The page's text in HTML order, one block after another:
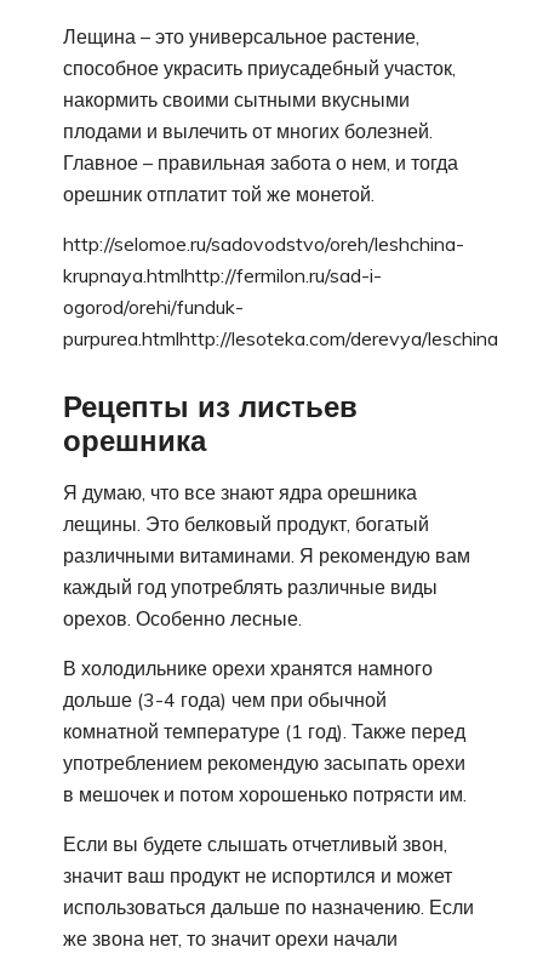
Лещина – это универсальное растение,
способное украсить приусадебный участок,
накормить своими сытными вкусными
плодами и вылечить от многих болезней.
Главное – правильная забота о нем, и тогда
орешник отплатит той же монетой.
http://selomoe.ru/sadovodstvo/oreh/leshchina-
krupnaya.htmlhttp://fermilon.ru/sad-i-
ogorod/orehi/funduk-
purpurea.htmlhttp://lesoteka.com/derevya/leschina
Рецепты из листьев
орешника
Я думаю, что все знают ядра орешника
лещины. Это белковый продукт, богатый
различными витаминами. Я рекомендую вам
каждый год употреблять различные виды
орехов. Особенно лесные.
В холодильнике орехи хранятся намного
дольше (3-4 года) чем при обычной
комнатной температуре (1 год). Также перед
употреблением рекомендую засыпать орехи
в мешочек и потом хорошенько потрясти им.
Если вы будете слышать отчетливый звон,
значит ваш продукт не испортился и может
использоваться дальше по назначению. Если
же звона нет, то значит орехи начали